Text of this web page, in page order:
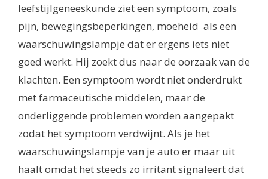
leefstijlgeneeskunde ziet een symptoom, zoals
pijn, bewegingsbeperkingen, moeheid als een
waarschuwingslampje dat er ergens iets niet
goed werkt. Hij zoekt dus naar de oorzaak van de
klachten. Een symptoom wordt niet onderdrukt
met farmaceutische middelen, maar de
onderliggende problemen worden aangepakt
zodat het symptoom verdwijnt. Als je het
waarschuwingslampje van je auto er maar uit
haalt omdat het steeds zo irritant signaleert dat